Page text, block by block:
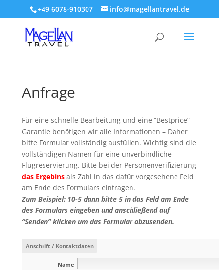
+49 6078-910307 info@magellantravel.de
Anfrage
Für eine schnelle Bearbeitung und eine “Bestprice”
Garantie benötigen wir alle Informationen – Daher
bitte Formular vollständig ausfüllen. Wichtig sind die
vollständigen Namen für eine unverbindliche
Flugreservierung. Bitte bei der Personenverifizierung
das Ergebinsals Zahl in das dafür vorgesehene Feld
am Ende des Formulars eintragen.
Zum Beispiel: 10-5 dann bitte 5 in das Feld am Ende
des Formulars eingeben und anschließend auf
“Senden” klicken um das Formular abzusenden.
Anschrift / Kontaktdaten
Name